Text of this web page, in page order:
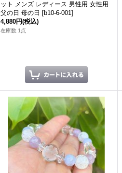
ット メンズ レディース 男性用 女性用
父の日 母の日 [b10-6-001]
4,880円(税込)
在庫数 1点